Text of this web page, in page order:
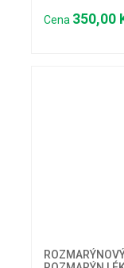
Cena 350,00